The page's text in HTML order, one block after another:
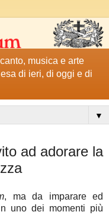
musica e arte
di ieri, di oggi e di
▼
ad adorare la
, ma da imparare ed
uno dei momenti più